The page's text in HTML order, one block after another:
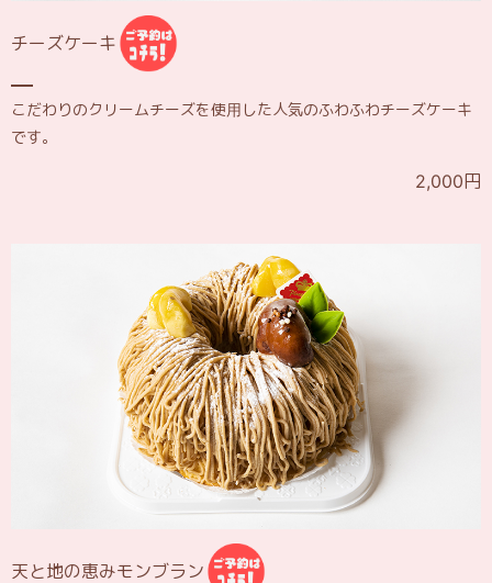
チーズケーキ
こだわりのクリームチーズを使用した人気のふわふわチーズケーキ
です。
2,000円
天と地の恵みモンブラン